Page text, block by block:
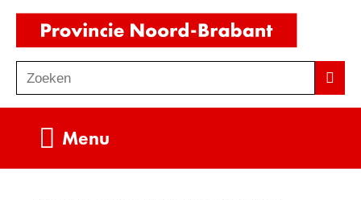
Ga
de
inhoud
o
e
Zoeken
Menu